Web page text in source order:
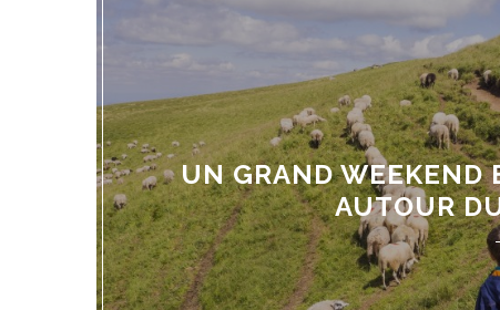
UN GRAND WEEKEND
AUTOUR